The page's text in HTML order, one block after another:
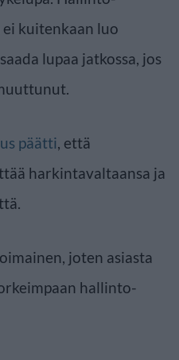
kuitenkaan luo
lupaa jatkossa, jos
päätti, että
harkintavaltaansa ja
joten asiasta
hallinto-